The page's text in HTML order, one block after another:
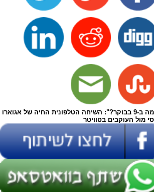
"למה ב-9 בבוקר?": השיחה הטלפונית החיה של אגוארו
מול העוקבים בטוויטר